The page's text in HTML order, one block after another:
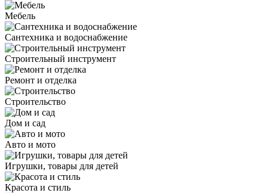
Мебель
Сантехника и водоснабжение
Строительный инструмент
Ремонт и отделка
Строительство
Дом и сад
Авто и мото
Игрушки, товары для детей
Красота и стиль